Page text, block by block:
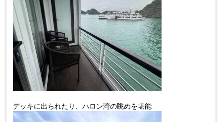
デッキに出られたり、ハロン湾の眺めを堪能